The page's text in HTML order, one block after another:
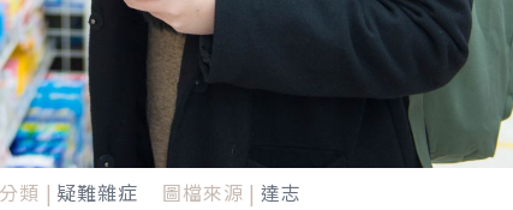
分類 | 疑難雜症 圖檔來源 | 達志